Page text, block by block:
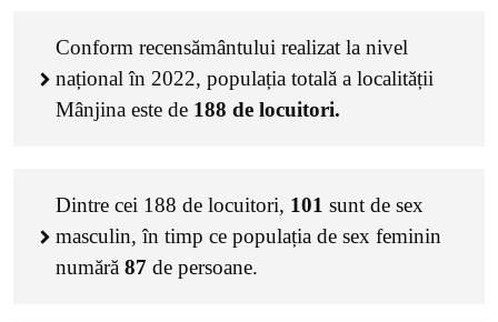
Conform recensământului realizat la nivel
național în 2022, populația totală a localității
Mânjina este de 188 de locuitori.
Dintre cei 188 de locuitori, 101 sunt de sex
masculin, în timp ce populația de sex feminin
numără 87 de persoane.